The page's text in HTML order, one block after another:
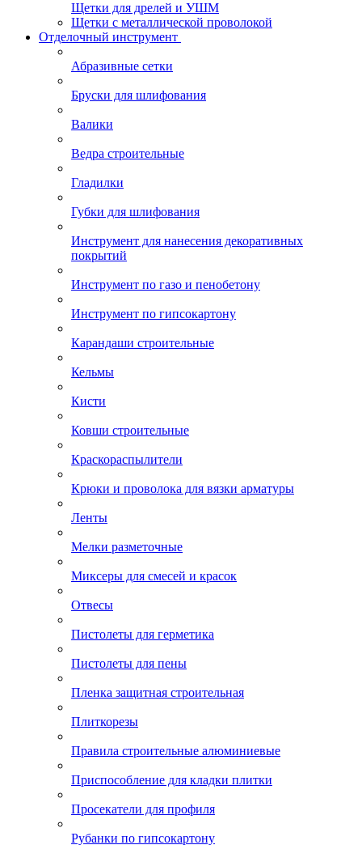
Щетки для дрелей и УШМ
Щетки с металлической проволокой
Отделочный инструмент
Абразивные сетки
Бруски для шлифования
Валики
Ведра строительные
Гладилки
Губки для шлифования
Инструмент для нанесения декоративных
покрытий
Инструмент по газо и пенобетону
Инструмент по гипсокартону
Карандаши строительные
Кельмы
Кисти
Ковши строительные
Краскораспылители
Крюки и проволока для вязки арматуры
Ленты
Мелки разметочные
Миксеры для смесей и красок
Отвесы
Пистолеты для герметика
Пистолеты для пены
Пленка защитная строительная
Плиткорезы
Правила строительные алюминиевые
Приспособление для кладки плитки
Просекатели для профиля
Рубанки по гипсокартону